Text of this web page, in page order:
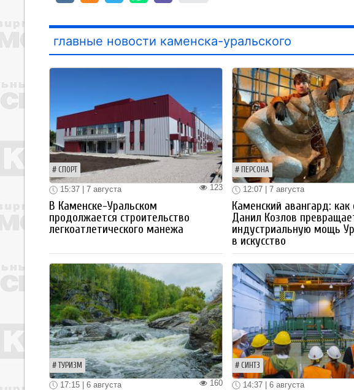
главные новости каменска-уральского
СПОРТ
123
15:37 | 7 августа
В Каменске-Уральском
продолжается строительство
легкоатлетического манежа
ПЕРСОНА
12:07 | 7 августа
Каменский авангард: как
Данил Козлов
индустриальную мощь
в искусство
ТУРИЗМ
160
17:15 | 6 августа
СИНТЗ
14:37 | 6 августа